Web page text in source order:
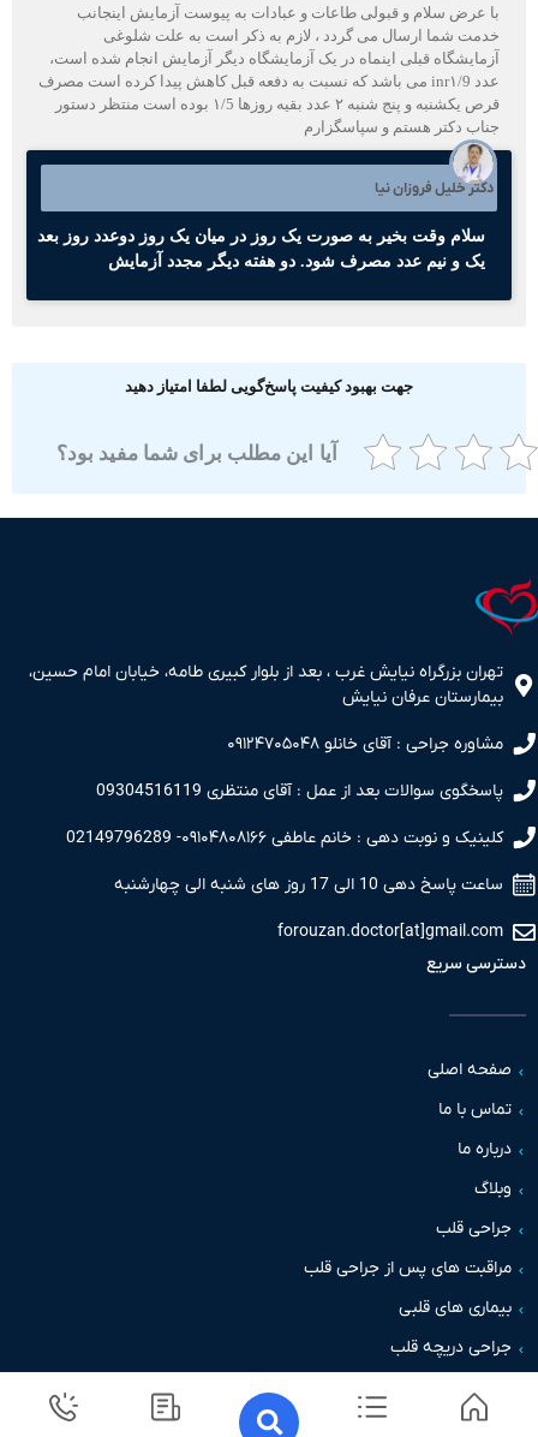
عرض سلام و قبولی طاعات و عبادات به پیوست آزمایش اینجانب
شما ارسال می گردد ، لازم به ذکر است به علت شلوغی
قبلی اینماه در یک آزمایشگاه دیگر آزمایش انجام شده است،
عدد inr۱/9 می باشد که نسبت به دفعه قبل کاهش پیدا کرده است مصرف
قرص یکشنبه و پنج شنبه ۲ عدد بقیه روزها ۱/5 بوده است منتظر دستور
دکتر هستم و سپاسگزارم
دکتر خلیل فروزان نیا
سلام وقت بخیر به صورت یک روز در میان یک روز دو‌عدد روز بعد
یک و نیم عدد مصرف شود. دو هفته دیگر مجدد آزمایش
جهت بهبود کیفیت پاسخ‌گویی لطفا امتیاز دهید
آیا این مطلب برای شما مفید بود؟
بزرگراه نیایش غرب ، بعد از بلوار کبیری طامه، خیابان امام حسین،
عرفان نیایش
جراحی : آقای خانلو ۰۹۱۲۴۷۰۵۰۴۸
سوالات بعد از عمل : آقای منتظری 09304516119
و نوبت دهی : خانم عاطفی ۰۹۱۰۴۸۰۸۱۶۶- 02149796289
دهی 10 الی 17 روز های شنبه الی چهارشنبه
سریع
اصلی
با ما
ما
قلب
های پس از جراحی قلب
های قلبی
دریچه قلب